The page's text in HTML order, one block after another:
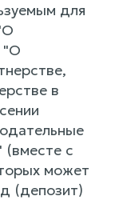
для
"О
в
с
может
(депозит)